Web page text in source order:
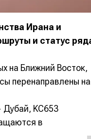
Ирана и
и статус
на Ближний Восток,
перенаправлены на
KC653
в